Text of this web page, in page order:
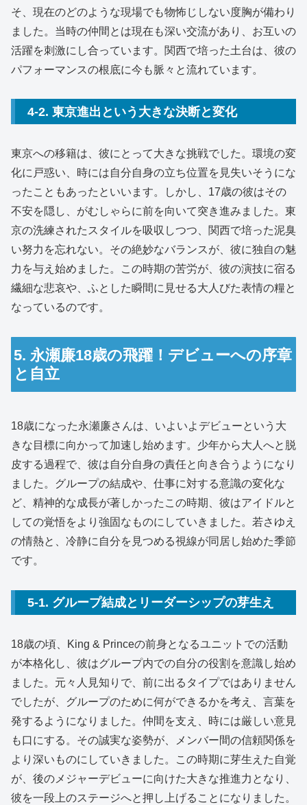
そ、現在のどのような現場でも物怖じしない度胸が備わり
ました。当時の仲間とは現在も深い交流があり、お互いの
活躍を刺激にし合っています。関西で培った土台は、彼の
パフォーマンスの根底に今も脈々と流れています。
4-2. 東京進出という大きな決断と変化
東京への移籍は、彼にとって大きな挑戦でした。環境の変
化に戸惑い、時には自分自身の立ち位置を見失いそうにな
ったこともあったといいます。しかし、17歳の彼はその
不安を隠し、がむしゃらに前を向いて突き進みました。東
京の洗練されたスタイルを吸収しつつ、関西で培った泥臭
い努力を忘れない。その絶妙なバランスが、彼に独自の魅
力を与え始めました。この時期の苦労が、彼の演技に宿る
繊細な悲哀や、ふとした瞬間に見せる大人びた表情の糧と
なっているのです。
5. 永瀬廉18歳の飛躍！デビューへの序章
と自立
18歳になった永瀬廉さんは、いよいよデビューという大
きな目標に向かって加速し始めます。少年から大人へと脱
皮する過程で、彼は自分自身の責任と向き合うようになり
ました。グループの結成や、仕事に対する意識の変化な
ど、精神的な成長が著しかったこの時期、彼はアイドルと
しての覚悟をより強固なものにしていきました。若さゆえ
の情熱と、冷静に自分を見つめる視線が同居し始めた季節
です。
5-1. グループ結成とリーダーシップの芽生え
18歳の頃、King & Princeの前身となるユニットでの活動
が本格化し、彼はグループ内での自分の役割を意識し始め
ました。元々人見知りで、前に出るタイプではありません
でしたが、グループのために何ができるかを考え、言葉を
発するようになりました。仲間を支え、時には厳しい意見
も口にする。その誠実な姿勢が、メンバー間の信頼関係を
より深いものにしていきました。この時期に芽生えた自覚
が、後のメジャーデビューに向けた大きな推進力となり、
彼を一段上のステージへと押し上げることになりました。